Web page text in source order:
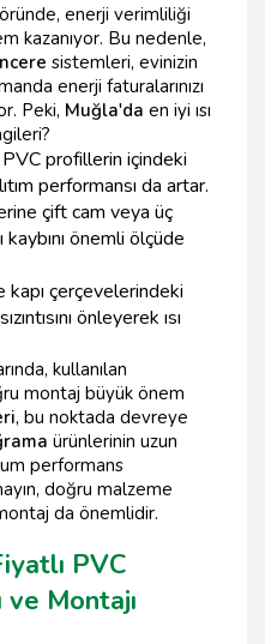
enerji verimliliği
kazanıyor. Bu nedenle,
sistemleri, evinizin
enerji faturalarınızı
Peki, Muğla'da en iyi ısı
PVC profillerin içindeki
performansı da artar.
çift cam veya üç
kaybını önemli ölçüde
kapı çerçevelerindeki
önleyerek ısı
kullanılan
montaj büyük önem
, bu noktada devreye
ürünlerinin uzun
performans
doğru malzeme
da önemlidir.
PVC
Montajı